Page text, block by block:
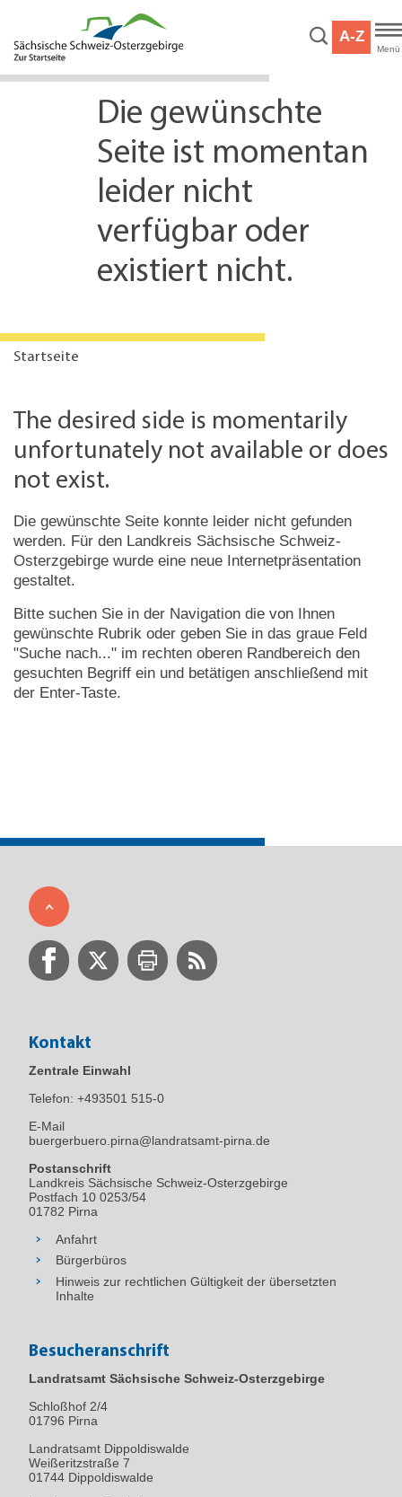
Hauptinhalt
Service
A-Z
Menü
Die gewünschte
Seite ist momentan
leider nicht
verfügbar oder
existiert nicht.
Startseite
The desired side is momentarily
unfortunately not available or does
not exist.
Die gewünschte Seite konnte leider nicht gefunden
werden. Für den Landkreis Sächsische Schweiz-
Osterzgebirge wurde eine neue Internetpräsentation
gestaltet.
Bitte suchen Sie in der Navigation die von Ihnen
gewünschte Rubrik oder geben Sie in das graue Feld
"Suche nach..." im rechten oberen Randbereich den
gesuchten Begriff ein und betätigen anschließend mit
der Enter-Taste.
Kontakt
Zentrale Einwahl
Telefon: +493501 515-0
E-Mail
buergerbuero.pirna@landratsamt-pirna.de
Postanschrift
Landkreis Sächsische Schweiz-Osterzgebirge
Postfach 10 0253/54
01782 Pirna
Anfahrt
Bürgerbüros
Hinweis zur rechtlichen Gültigkeit der übersetzten
Inhalte
Besucheranschrift
Landratsamt Sächsische Schweiz-Osterzgebirge
Schloßhof 2/4
01796 Pirna
Landratsamt Dippoldiswalde
Weißeritzstraße 7
01744 Dippoldiswalde